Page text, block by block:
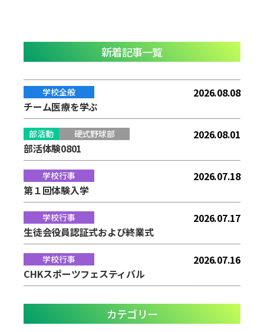
新着記事一覧
学校全般
2026.08.08
チーム医療を学ぶ
部活動 硬式野球部
2026.08.01
部活体験0801
学校行事
2026.07.18
第１回体験入学
学校行事
2026.07.17
生徒会役員認証式および終業式
学校行事
2026.07.16
CHKスポーツフェスティバル
カテゴリー